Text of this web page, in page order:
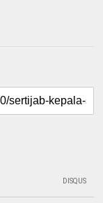
DISQUS